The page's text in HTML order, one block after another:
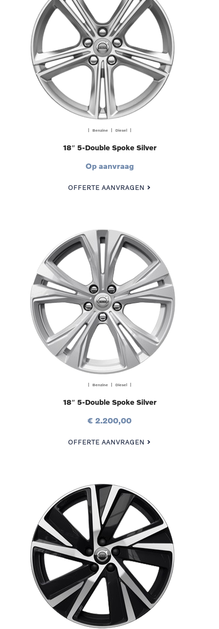
| Benzine | Diesel |
18″ 5-Double Spoke Silver
Op aanvraag
OFFERTE AANVRAGEN
| Benzine | Diesel |
18″ 5-Double Spoke Silver
€ 2.200,00
OFFERTE AANVRAGEN